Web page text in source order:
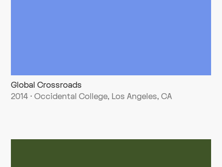
Global Crossroads
2014 · Occidental College, Los Angeles, CA